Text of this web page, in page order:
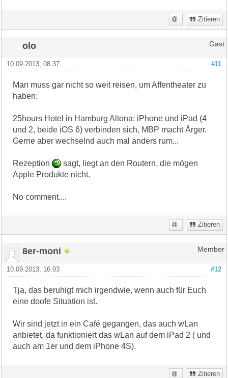
Zitieren
olo Gast
#11
10.09.2013, 08:37
Man muss gar nicht so weit reisen, um Affentheater zu
haben:
25hours Hotel in Hamburg Altona: iPhone und iPad (4
und 2, beide iOS 6) verbinden sich, MBP macht Ärger.
Gerne aber wechselnd auch mal anders rum...
Rezeption
sagt, liegt an den Routern, die mögen
Apple Produkte nicht.
No comment....
Zitieren
8er-moni Member
#12
10.09.2013, 16:03
Tja, das beruhigt mich irgendwie, wenn auch für Euch
eine doofe Situation ist.
Wir sind jetzt in ein Café gegangen, das auch wLan
anbietet, da funktioniert das wLan auf dem iPad 2 ( und
auch am 1er und dem iPhone 4S).
Zitieren